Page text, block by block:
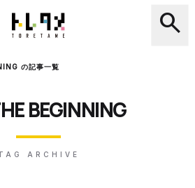
search
の記事一覧
BEGINNING
ARCHIVE